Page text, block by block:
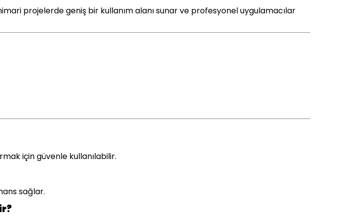
projelerde geniş bir kullanım alanı sunar ve profesyonel uygulamacılar
için güvenle kullanılabilir.
sağlar.